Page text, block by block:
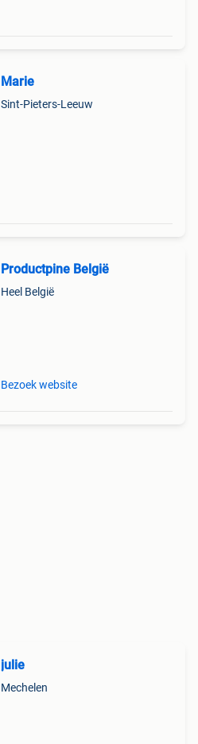
Marie
Sint-Pieters-Leeuw
Productpine België
Heel België
Bezoek website
julie
Mechelen